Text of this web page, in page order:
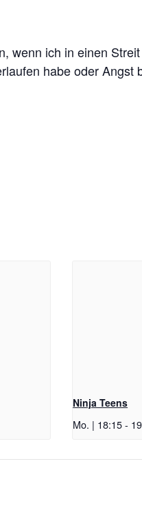
wenn ich in einen
habe oder Angst
Ninja Teens
Mo. | 18:15-